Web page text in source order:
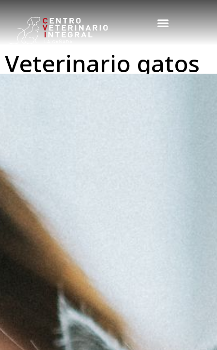
Veterinario gatos